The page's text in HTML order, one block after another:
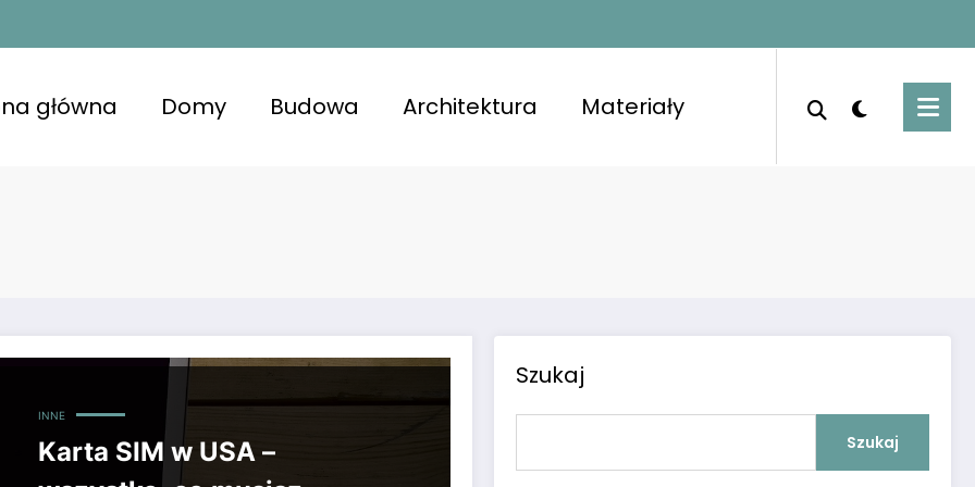
przestrzeń z lśniącymi powierzchniami, uporządkowanymi pomieszczeniami i świeżym
główna Domy Budowa Architektura Materiały
INNE
Karta SIM w USA –
Szukaj
Szukaj